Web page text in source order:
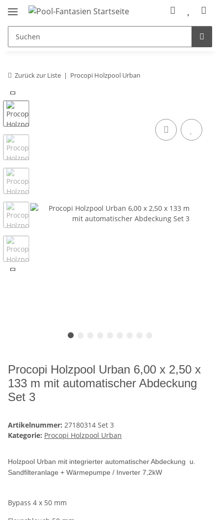
Zurück zur Liste Procopi Holzpool Urban
Procopi Holzpool Urban 6,00 x 2,50 x
133 m mit automatischer Abdeckung
Set 3
Artikelnummer: 27180314 Set 3
Kategorie: Procopi Holzpool Urban
Holzpool Urban mit integrierter automatischer Abdeckung u.
Sandfilteranlage + Wärmepumpe / Inverter 7,2kW
Bypass 4 x 50 mm